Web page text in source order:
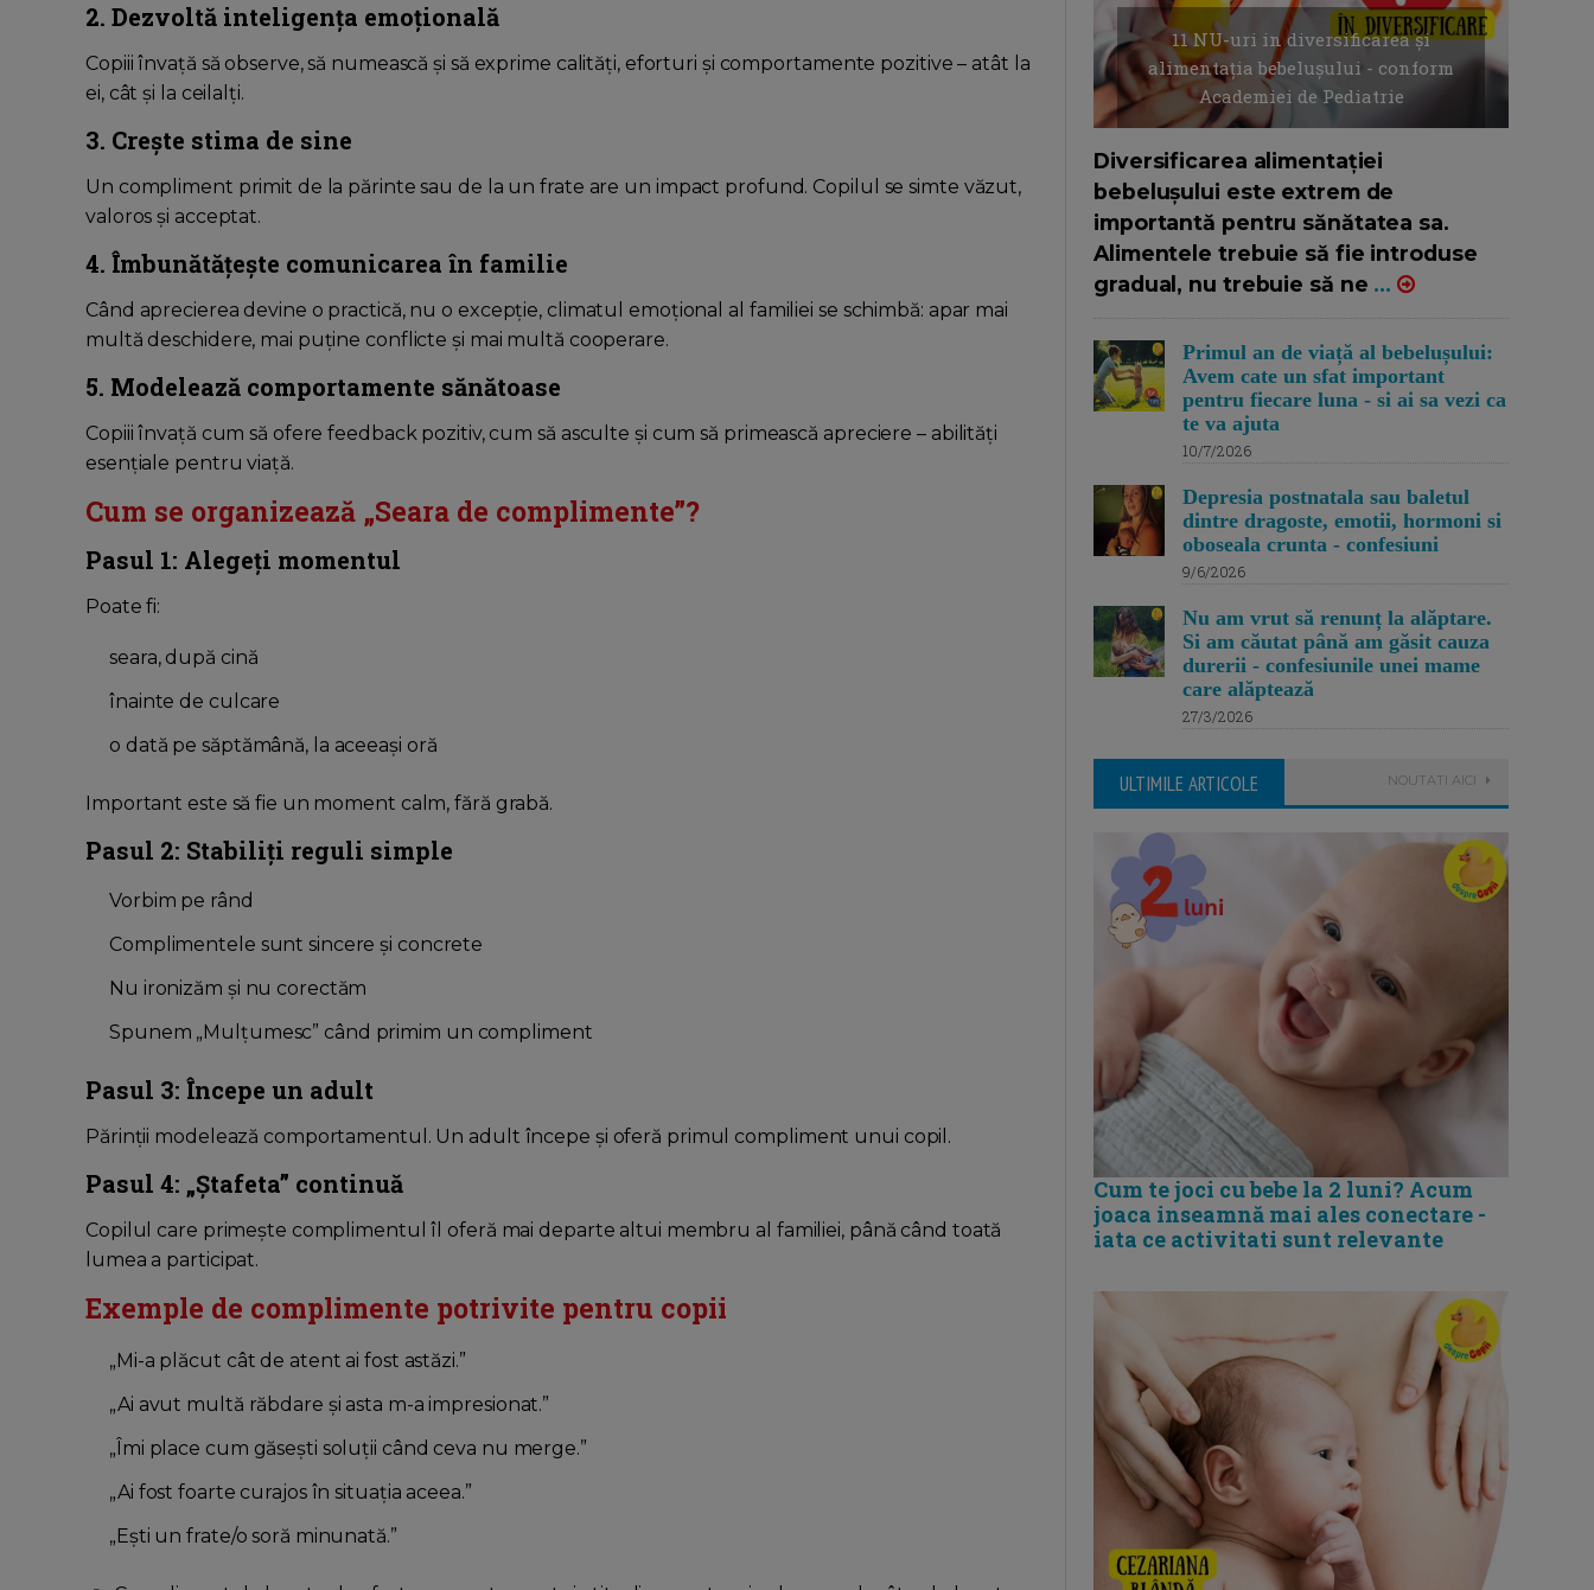
2. Dezvoltă inteligența emoțională
Copiii învață să observe, să numească și să exprime calități, eforturi și comportamente pozitive – atât la
ei, cât și la ceilalți.
3. Crește stima de sine
Un compliment primit de la părinte sau de la un frate are un impact profund. Copilul se simte văzut,
valoros și acceptat.
4. Îmbunătățește comunicarea în familie
Când aprecierea devine o practică, nu o excepție, climatul emoțional al familiei se schimbă: apar mai
multă deschidere, mai puține conflicte și mai multă cooperare.
5. Modelează comportamente sănătoase
Copiii învață cum să ofere feedback pozitiv, cum să asculte și cum să primească apreciere – abilități
esențiale pentru viață.
Cum se organizează „Seara de complimente”?
Pasul 1: Alegeți momentul
Poate fi:
seara, după cină
înainte de culcare
o dată pe săptămână, la aceeași oră
Important este să fie un moment calm, fără grabă.
Pasul 2: Stabiliți reguli simple
Vorbim pe rând
Complimentele sunt sincere și concrete
Nu ironizăm și nu corectăm
Spunem „Mulțumesc” când primim un compliment
Pasul 3: Începe un adult
Părinții modelează comportamentul. Un adult începe și oferă primul compliment unui copil.
Pasul 4: „Ștafeta” continuă
Copilul care primește complimentul îl oferă mai departe altui membru al familiei, până când toată
lumea a participat.
Exemple de complimente potrivite pentru copii
„Mi-a plăcut cât de atent ai fost astăzi.”
„Ai avut multă răbdare și asta m-a impresionat.”
„Îmi place cum găsești soluții când ceva nu merge.”
„Ai fost foarte curajos în situația aceea.”
„Ești un frate/o soră minunată.”
11 NU-uri in diversificarea și
alimentația bebelușului - conform
Academiei de Pediatrie
Diversificarea alimentației
bebelușului este extrem de
importantă pentru sănătatea sa.
Alimentele trebuie să fie introduse
gradual, nu trebuie să ne ...
Primul an de viață al bebelușului:
Avem cate un sfat important
pentru fiecare luna - si ai sa vezi ca
te va ajuta
10/7/2026
Depresia postnatala sau baletul
dintre dragoste, emotii, hormoni si
oboseala crunta - confesiuni
9/6/2026
Nu am vrut să renunț la alăptare.
Si am căutat până am găsit cauza
durerii - confesiunile unei mame
care alăptează
27/3/2026
ULTIMILE ARTICOLE NOUTATI AICI
Cum te joci cu bebe la 2 luni? Acum
joaca inseamnă mai ales conectare -
iata ce activitati sunt relevante